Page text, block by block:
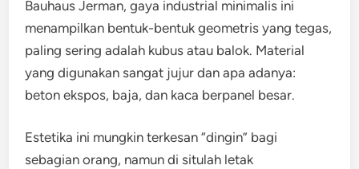
Bauhaus Jerman, gaya industrial minimalis ini
menampilkan bentuk-bentuk geometris yang tegas,
paling sering adalah kubus atau balok. Material
yang digunakan sangat jujur dan apa adanya:
beton ekspos, baja, dan kaca berpanel besar.
Estetika ini mungkin terkesan “dingin” bagi
sebagian orang, namun di situlah letak